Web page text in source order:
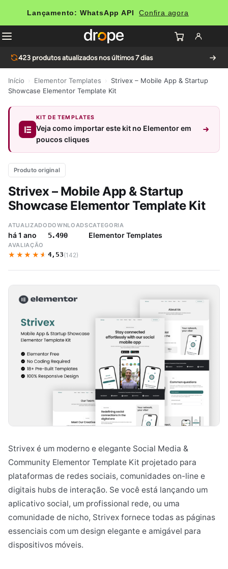
Lançamento: WhatsApp API Confira agora
423 produtos atualizados nos últimos 7 dias
Início Elementor Templates
Strivex – Mobile App & Startup
Showcase Elementor Template Kit
KIT DE TEMPLATES
Veja como importar este kit no Elementor em
poucos cliques
Produto original
Strivex – Mobile App & Startup
Showcase Elementor Template Kit
ATUALIZADO
há 1 ano
DOWNLOADS
5.490
CATEGORIA
Elementor Templates
AVALIAÇÃO
★★★★★
★★★★★ 4,53(142)
Strivex é um moderno e elegante Social Media &
Community Elementor Template Kit projetado para
plataformas de redes sociais, comunidades on-line e
digitais hubs de interação. Se você está lançando um
aplicativo social, um profissional rede, ou uma
comunidade de nicho, Strivex fornece todas as páginas
essenciais com um design elegante e amigável para
dispositivos móveis.